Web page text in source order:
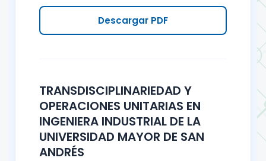
Descargar PDF
TRANSDISCIPLINARIEDAD Y
OPERACIONES UNITARIAS EN
INGENIERA INDUSTRIAL DE LA
UNIVERSIDAD MAYOR DE SAN
ANDRÉS